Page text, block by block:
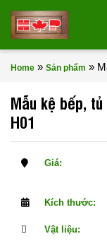
Home » Sản phẩm »
Mẫu kệ bếp,
H01
Giá:
Kích thước:
Vật liệu: